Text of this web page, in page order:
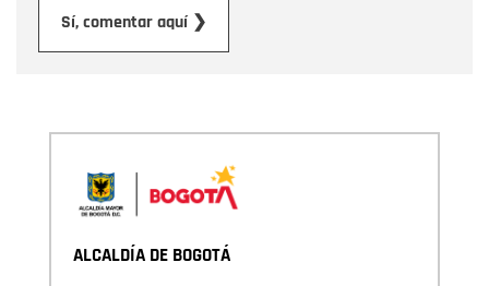
Sí, comentar aquí ❯
ALCALDÍA DE BOGOTÁ